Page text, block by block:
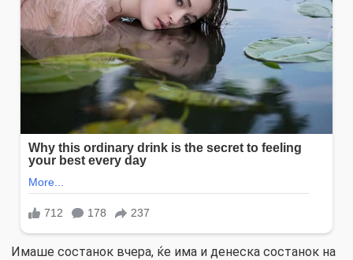
Имаше состанок вчера, ќе има и денеска состанок на